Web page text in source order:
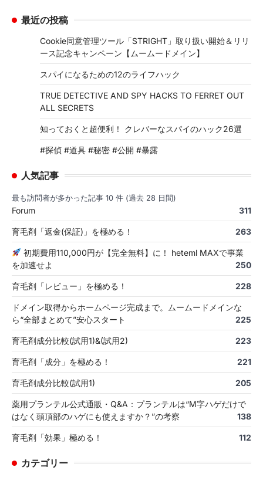
最近の投稿
Cookie同意管理ツール「STRIGHT」取り扱い開始＆リリ
ース記念キャンペーン【ムームードメイン】
スパイになるための12のライフハック
TRUE DETECTIVE AND SPY HACKS TO FERRET OUT
ALL SECRETS
知っておくと超便利！ クレバーなスパイのハック26選
#探偵 #道具 #秘密 #公開 #暴露
人気記事
最も訪問者が多かった記事 10 件 (過去 28 日間)
Forum 311
育毛剤「返金(保証)」を極める！ 263
初期費用110,000円が【完全無料】に！ heteml MAXで事業
を加速せよ
250
育毛剤「レビュー」を極める！ 228
ドメイン取得からホームページ完成まで。ムームードメインな
ら“全部まとめて”安心スタート
225
育毛剤成分比較(試用1)&(試用2) 223
育毛剤「成分」を極める！ 221
育毛剤成分比較(試用1) 205
薬用プランテル公式通販・Q&A：プランテルは“M字ハゲだけで
はなく頭頂部のハゲにも使えますか？”の考察
138
育毛剤「効果」極める！ 112
カテゴリー